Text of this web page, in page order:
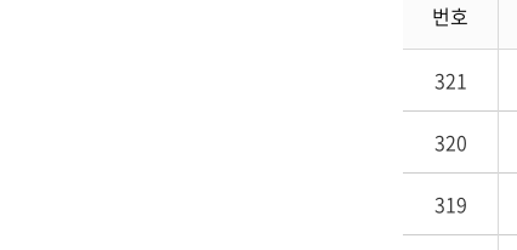
번호
321
320
319